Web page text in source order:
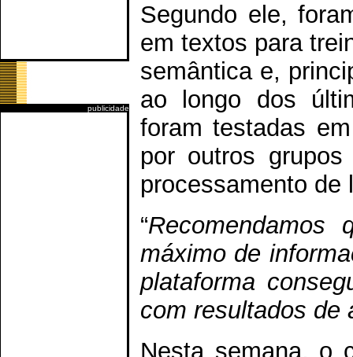
publicidade
Segundo ele,
em textos para
semântica e,
ao longo dos
foram testadas
por outros
processamento de
“
máximo de
plataforma
com resultados de
Nesta semana, o